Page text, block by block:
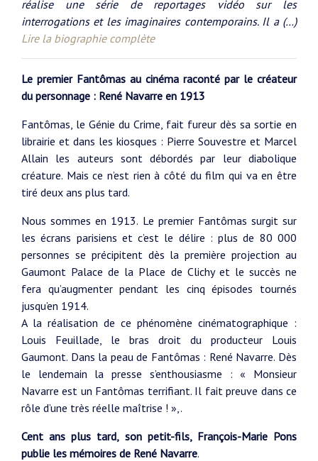
réalise une série de reportages vidéo sur les
interrogations et les imaginaires contemporains. Il a (…)
Lire la biographie complète
Le premier Fantômas au cinéma raconté par le créateur
du personnage : René Navarre en 1913
Fantômas, le Génie du Crime, fait fureur dès sa sortie en
librairie et dans les kiosques : Pierre Souvestre et Marcel
Allain les auteurs sont débordés par leur diabolique
créature. Mais ce n’est rien à côté du film qui va en être
tiré deux ans plus tard.
Nous sommes en 1913. Le premier Fantômas surgit sur
les écrans parisiens et c’est le délire : plus de 80 000
personnes se précipitent dès la première projection au
Gaumont Palace de la Place de Clichy et le succès ne
fera qu’augmenter pendant les cinq épisodes tournés
jusqu’en 1914.
A la réalisation de ce phénomène cinématographique :
Louis Feuillade, le bras droit du producteur Louis
Gaumont. Dans la peau de Fantômas : René Navarre. Dès
le lendemain la presse s’enthousiasme : « Monsieur
Navarre est un Fantômas terrifiant. Il fait preuve dans ce
rôle d’une très réelle maîtrise ! »,.
Cent ans plus tard, son petit-fils, François-Marie Pons
publie les mémoires de René Navarre.